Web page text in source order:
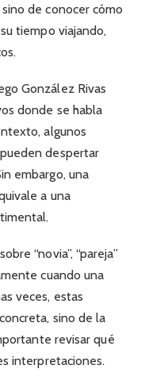
de conocer cómo
tiempo viajando,
González Rivas
donde se habla
algunos
despertar
embargo, una
a una
“novia”, “pareja”
cuando una
veces, estas
sino de la
revisar qué
interpretaciones.